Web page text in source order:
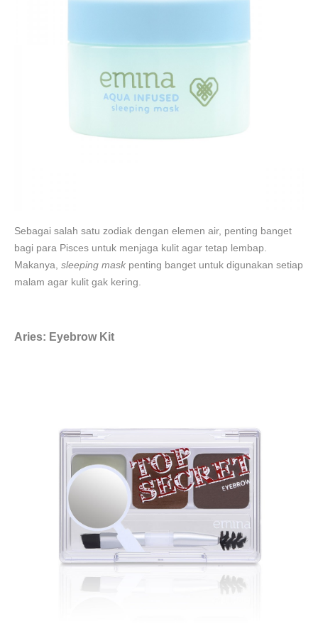
Sebagai salah satu zodiak dengan elemen air, penting banget
bagi para Pisces untuk menjaga kulit agar tetap lembap.
Makanya, sleeping mask penting banget untuk digunakan setiap
malam agar kulit gak kering.
Aries: Eyebrow Kit